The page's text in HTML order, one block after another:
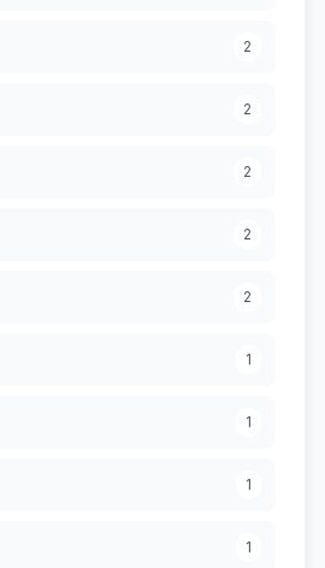
2
2
2
2
2
1
1
1
1